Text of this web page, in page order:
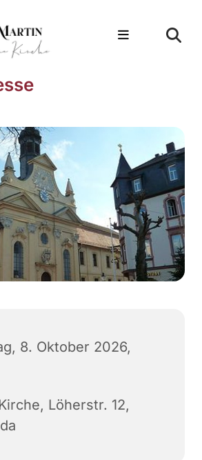
8. Oktober 2026,
Löherstr. 12,